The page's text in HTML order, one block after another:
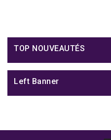
TOP NOUVEAUTÉS
Left Banner